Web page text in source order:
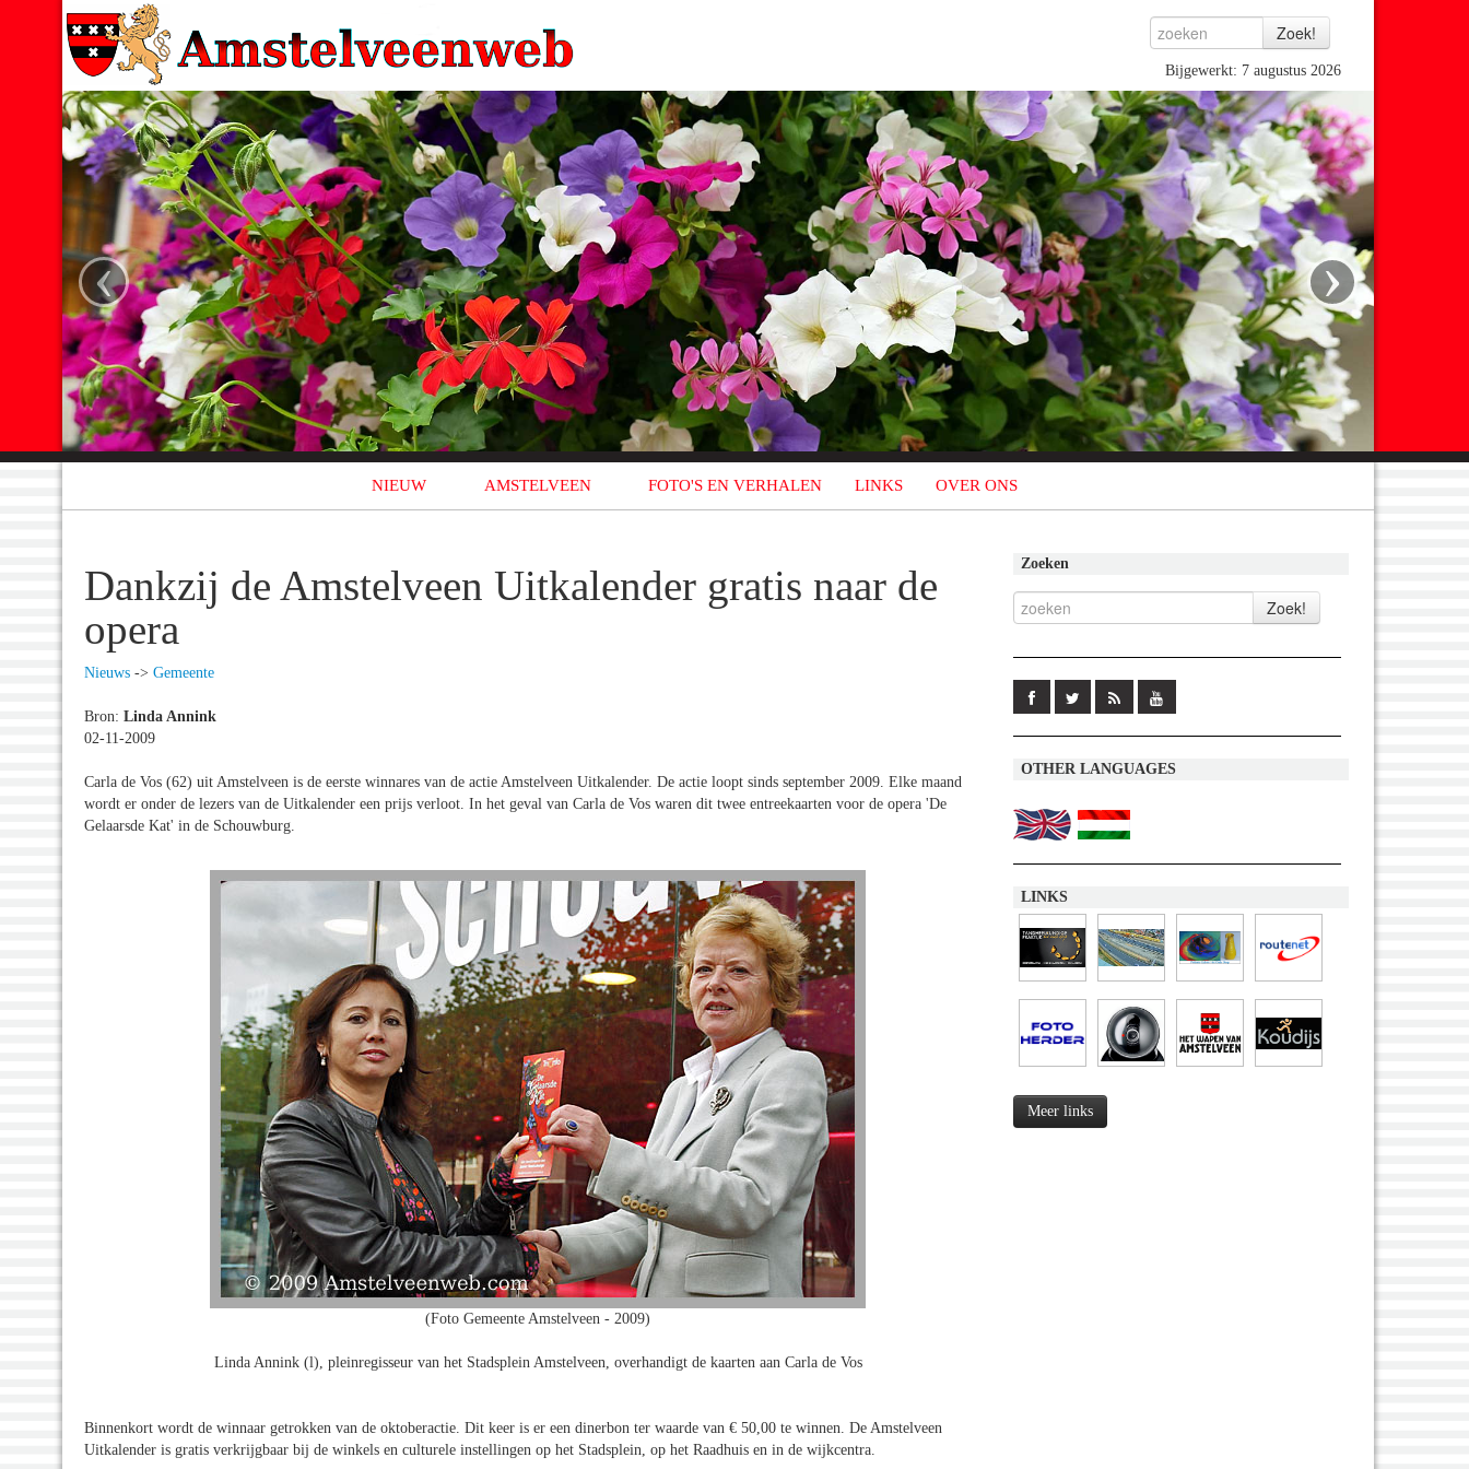
Bijgewerkt: 7 augustus 2026
‹ ›
NIEUW AMSTELVEEN FOTO'S EN VERHALEN LINKS OVER ONS
Dankzij de Amstelveen Uitkalender gratis naar de
opera
Nieuws -> Gemeente
Bron: Linda Annink
02-11-2009
Carla de Vos (62) uit Amstelveen is de eerste winnares van de actie Amstelveen Uitkalender. De actie loopt sinds september 2009. Elke maand
wordt er onder de lezers van de Uitkalender een prijs verloot. In het geval van Carla de Vos waren dit twee entreekaarten voor de opera 'De
Gelaarsde Kat' in de Schouwburg.
(Foto Gemeente Amstelveen - 2009)
Linda Annink (l), pleinregisseur van het Stadsplein Amstelveen, overhandigt de kaarten aan Carla de Vos
Binnenkort wordt de winnaar getrokken van de oktoberactie. Dit keer is er een dinerbon ter waarde van € 50,00 te winnen. De Amstelveen
Uitkalender is gratis verkrijgbaar bij de winkels en culturele instellingen op het Stadsplein, op het Raadhuis en in de wijkcentra.
Zoeken
OTHER LANGUAGES
LINKS
Meer links